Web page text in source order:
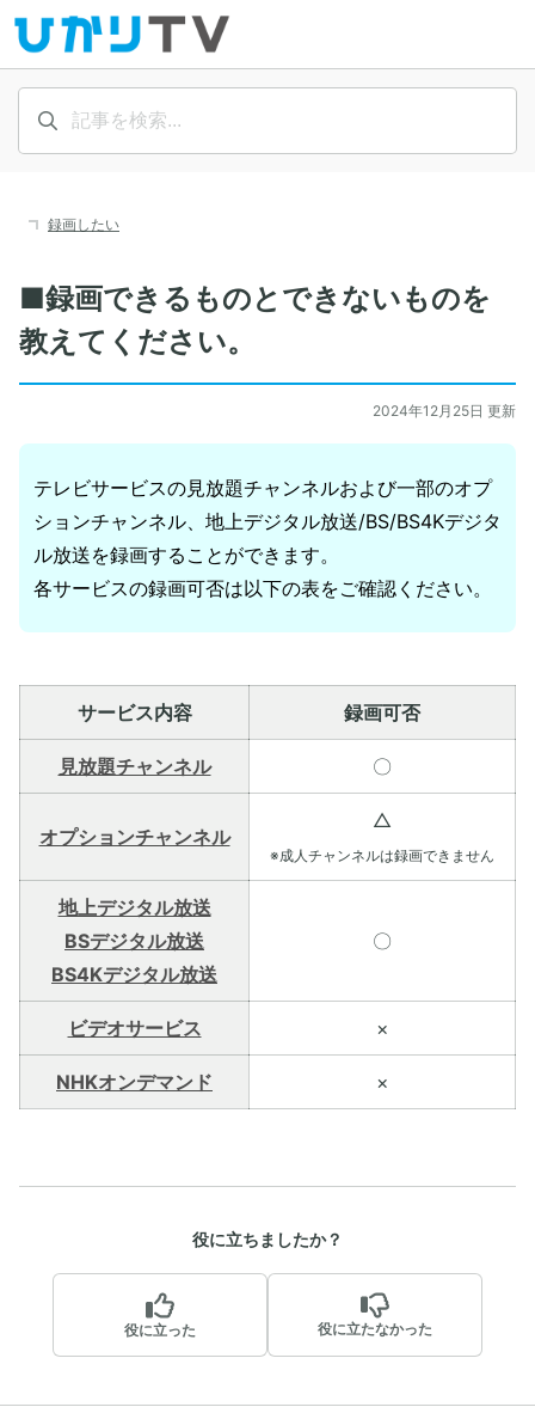
録画したい
■録画できるものとできないものを
教えてください。
2024年12月25日 更新
テレビサービスの見放題チャンネルおよび一部のオプ
ションチャンネル、地上デジタル放送/BS/BS4Kデジタ
ル放送を録画することができます。
各サービスの録画可否は以下の表をご確認ください。
サービス内容 録画可否
見放題チャンネル 〇
オプションチャンネル
△
※成人チャンネルは録画できません
地上デジタル放送
BSデジタル放送
BS4Kデジタル放送
〇
ビデオサービス ×
NHKオンデマンド ×
役に立ちましたか？
役に立った 役に立たなかった